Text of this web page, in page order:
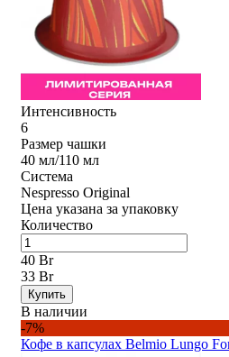
Интенсивность
6
Размер чашки
40 мл/110 мл
Система
Nespresso Original
Цена указана за упаковку
Количество
40 Br
33 Br
Купить
В наличии
-7%
Кофе в капсулах Belmio Lungo